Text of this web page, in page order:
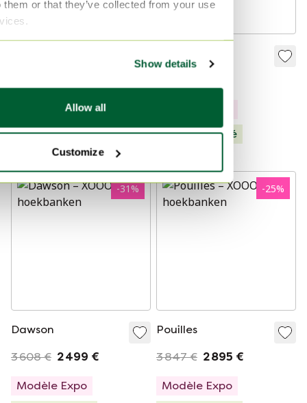
them or that they’ve collected from your use
Show details
Allow all
Customize
1 499 € 1 199 €
Sélectionné
Sélectionné
-31%
Dawson
3 608 € 2 499 €
Modèle Expo
-25%
Pouilles
3 847 € 2 895 €
Modèle Expo